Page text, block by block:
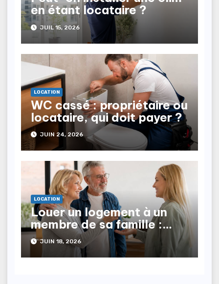
en étant locataire ?
JUIL 15, 2026
LOCATION
WC cassé : propriétaire ou
locataire, qui doit payer ?
JUIN 24, 2026
LOCATION
Louer un logement à un
membre de sa famille :
quelles sont les règles ?
JUIN 18, 2026